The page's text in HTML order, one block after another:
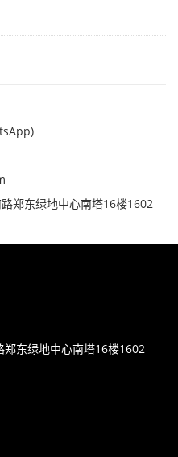
郑东绿地中心南塔16楼1602
东绿地中心南塔16楼1602